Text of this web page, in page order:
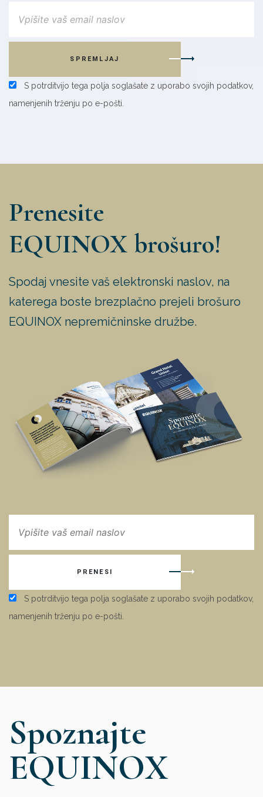
S potrditvijo tega polja soglašate z uporabo svojih podatkov,
namenjenih trženju po e-pošti.
SPREMLJAJ
Prenesite
EQUINOX brošuro!
Spodaj vnesite vaš elektronski naslov, na
katerega boste brezplačno prejeli brošuro
EQUINOX nepremičninske družbe.
S potrditvijo tega polja soglašate z uporabo svojih podatkov,
namenjenih trženju po e-pošti.
PRENESI
Spoznajte
EQUINOX